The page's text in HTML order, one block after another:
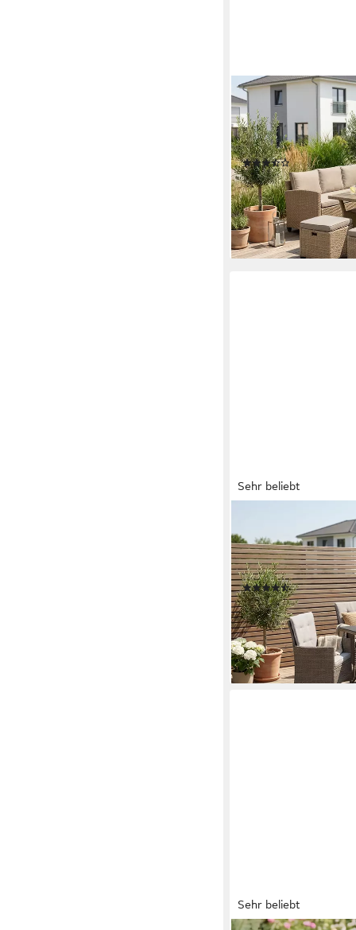
KONIFERA
Gartenlounge-Set
Hocker, 1x Tisch
Stahl, Tischplatte aus
(208)
699,99 € UVP 1.169,99
-40%
lieferbar - in 4-5
Sehr beliebt
Garten-Essgruppe
Sitzauflagen, 6x
Sicherheitsglas,
(382)
449,99 € UVP909,99 €
-51%
lieferbar - in 6-7
Sehr beliebt